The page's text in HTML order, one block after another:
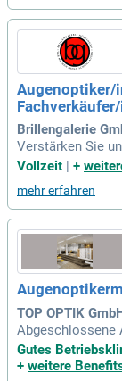
eigenständigen
ellente Beratung.
e und stilvolles
einer kreativen
n Sie Teil eines
nd
Augenoptiker/
Brillengalerie
Verstärken Sie
eister! Ihre
unserer
e sich jetzt!
Vollzeit
+
mehr erfahren
TOP OPTIK
Abgeschlossene
kermeister*in;
ahrung in der
Gutes
+ weitere